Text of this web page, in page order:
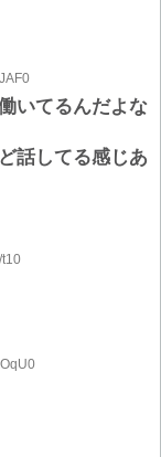
いてるんだよな
話してる感じあ
t10